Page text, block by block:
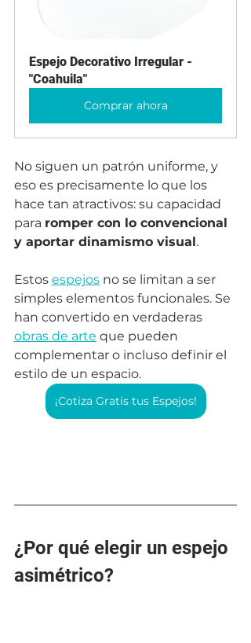
Espejo Decorativo Irregular -
"Coahuila"
Comprar ahora
No siguen un patrón uniforme, y
eso es precisamente lo que los
hace tan atractivos: su capacidad
para romper con lo convencional
y aportar dinamismo visual.
Estos espejos no se limitan a ser
simples elementos funcionales. Se
han convertido en verdaderas
obras de arte que pueden
complementar o incluso definir el
estilo de un espacio.
¡Cotiza Gratis tus Espejos!
¿Por qué elegir un espejo
asimétrico?